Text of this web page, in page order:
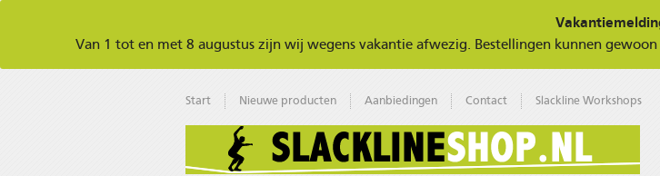
Van 1 tot en met 8 augustus zijn wij wegens vakantie afwezig. Bestellingen kunnen
Start Nieuwe producten Aanbiedingen Contact Slackline Workshops